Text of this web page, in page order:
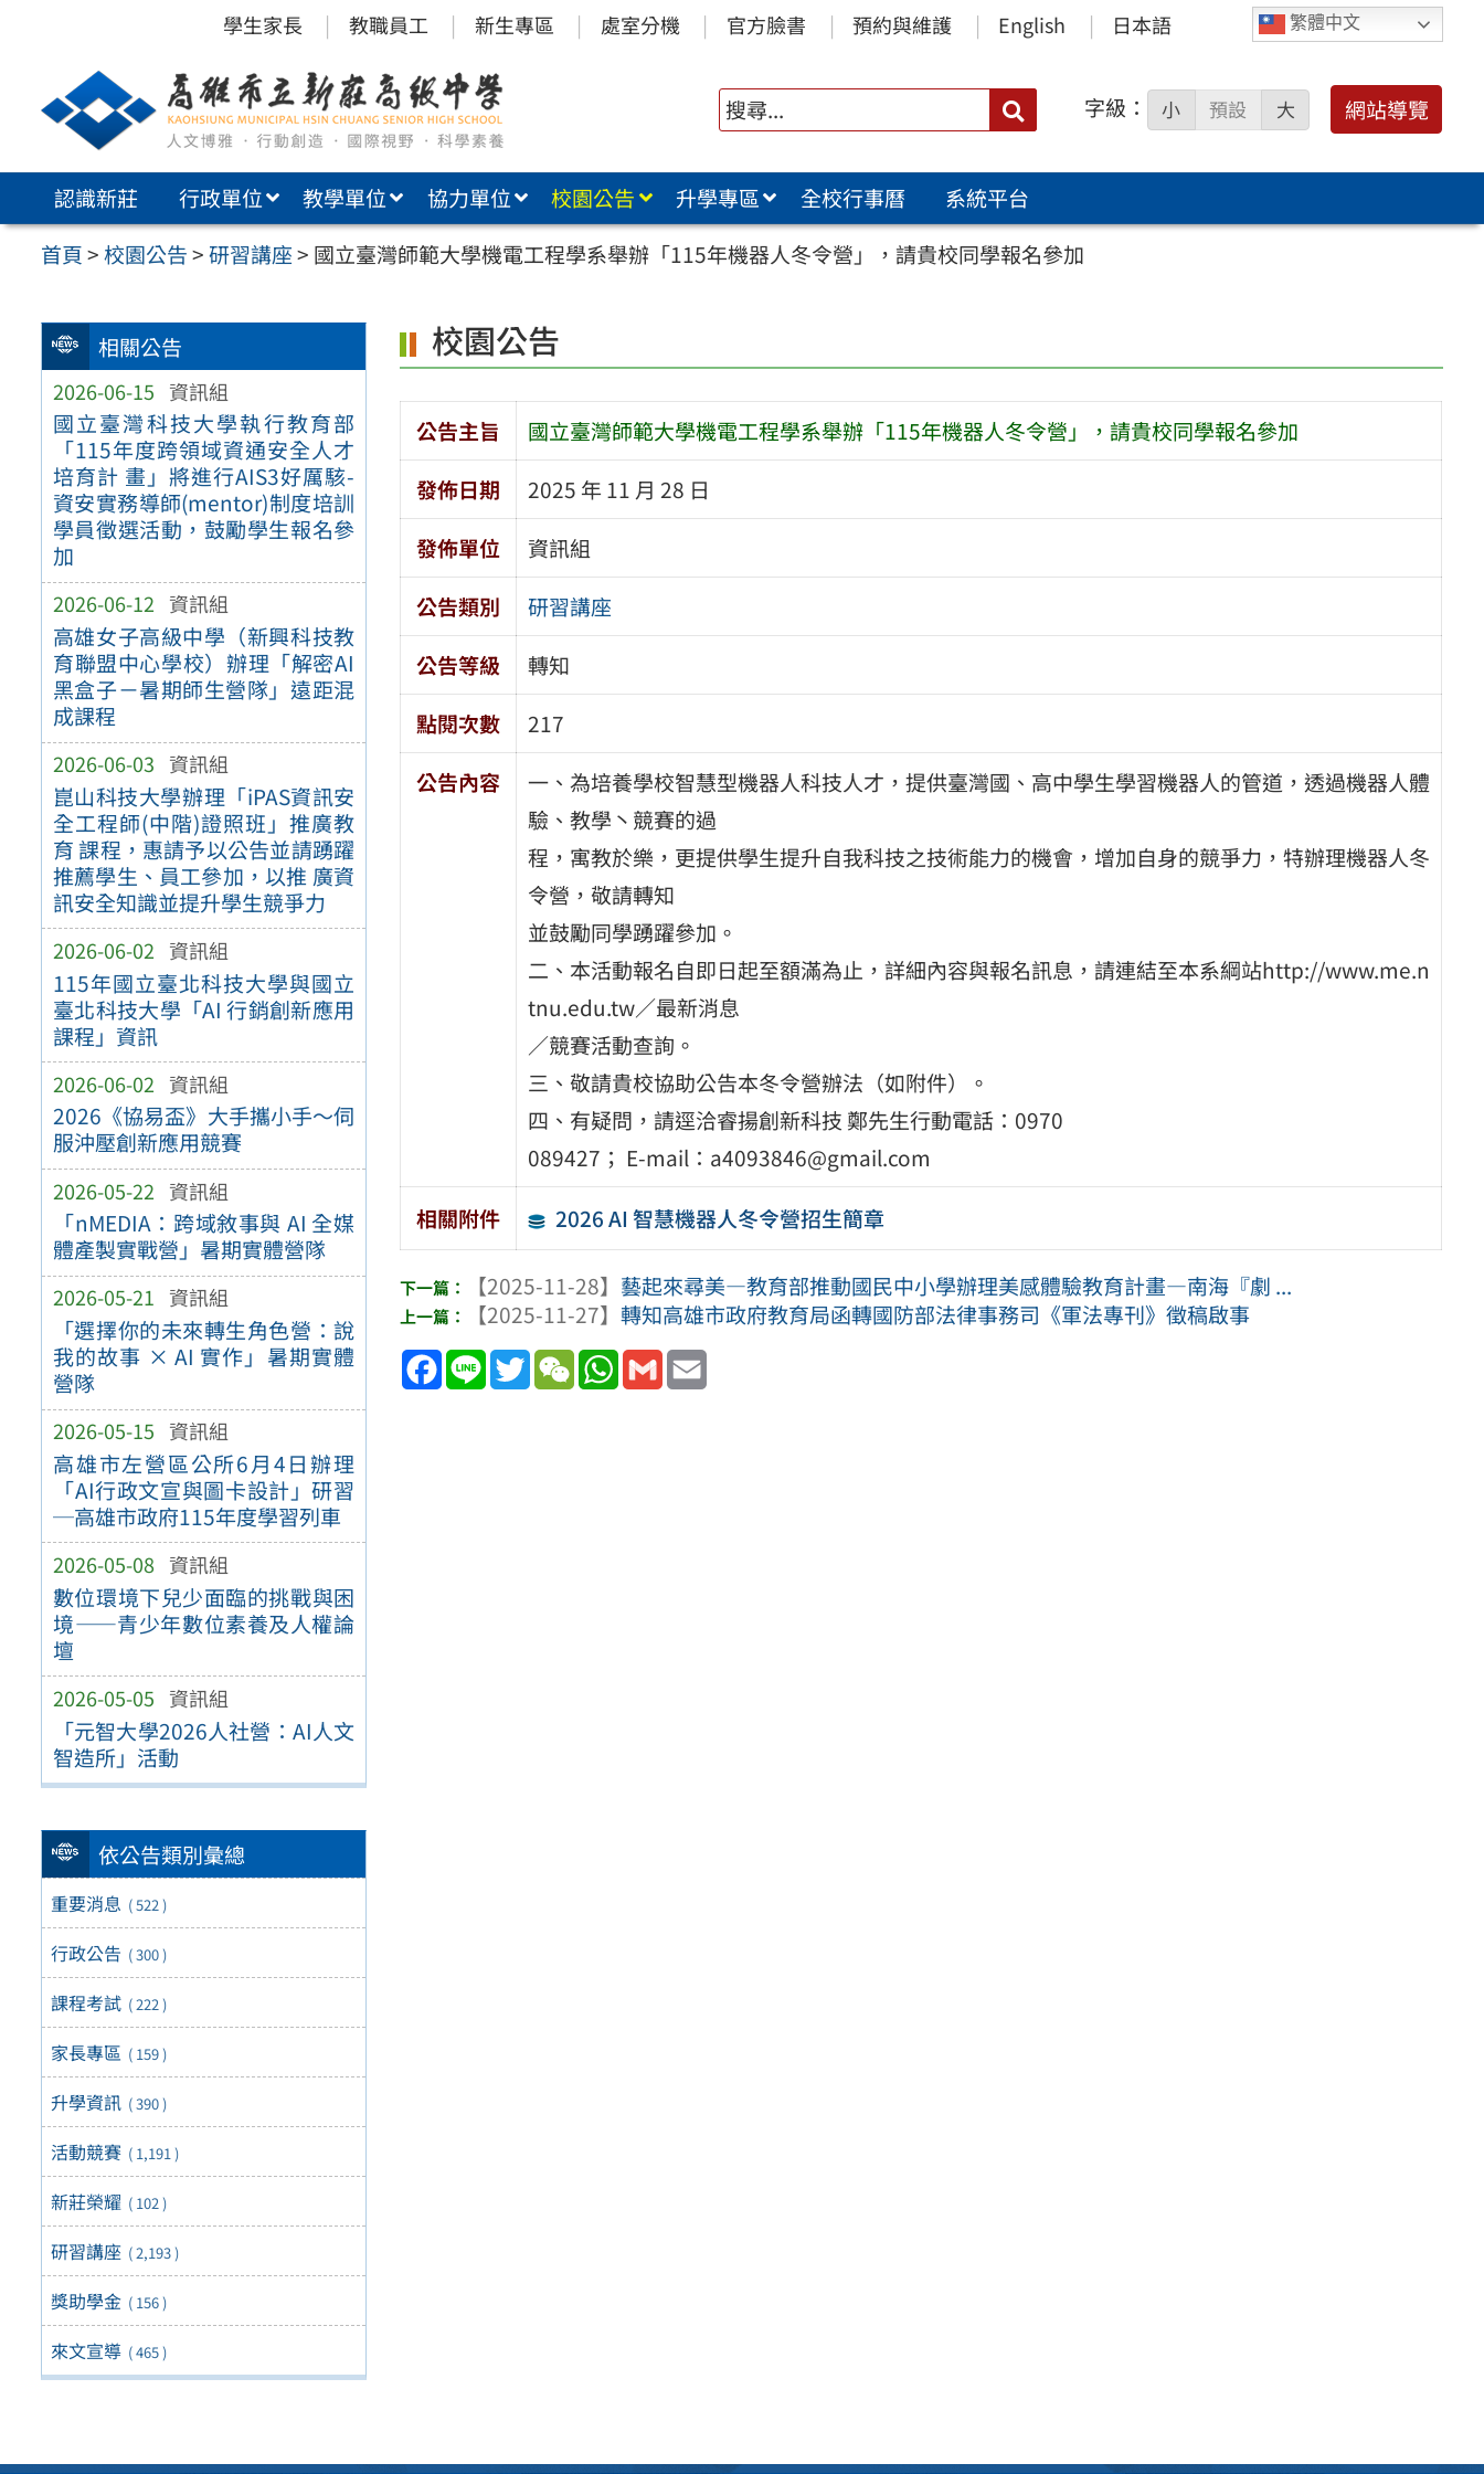
內
繁體中文
學生家長 教職員工 新生專區 處室分機 官方臉書 預約與維護 English 日本語
搜
尋：
字級： 小 預設 大 網站導覽
認識新莊 行政單位 教學單位 協力單位 校園公告 升學專區 全校行事曆
系統平台
首頁>校園公告>研習講座> 國立臺灣師範大學機電工程學系舉辦「115年機器人冬令營」，請貴校同學報名參加
相關公告
2026-06-15 資訊組
國立臺灣科技大學執行教育部
「115年度跨領域資通安全人才
培育計 畫」將進行AIS3好厲駭-
資安實務導師(mentor)制度培訓
學員徵選活動，鼓勵學生報名參
加
2026-06-12 資訊組
高雄女子高級中學（新興科技教
育聯盟中心學校）辦理「解密AI
黑盒子－暑期師生營隊」遠距混
成課程
2026-06-03 資訊組
崑山科技大學辦理「iPAS資訊安
全工程師(中階)證照班」推廣教
育 課程，惠請予以公告並請踴躍
推薦學生、員工參加，以推 廣資
訊安全知識並提升學生競爭力
2026-06-02 資訊組
115年國立臺北科技大學與國立
臺北科技大學「AI 行銷創新應用
課程」資訊
2026-06-02 資訊組
2026《協易盃》大手攜小手～伺
服沖壓創新應用競賽
2026-05-22 資訊組
「nMEDIA：跨域敘事與 AI 全媒
體產製實戰營」暑期實體營隊
2026-05-21 資訊組
「選擇你的未來轉生角色營：說
我的故事 × AI 實作」暑期實體
營隊
2026-05-15 資訊組
高雄市左營區公所6月4日辦理
「AI行政文宣與圖卡設計」研習
─高雄市政府115年度學習列車
2026-05-08 資訊組
數位環境下兒少面臨的挑戰與困
境——青少年數位素養及人權論
壇
2026-05-05 資訊組
「元智大學2026人社營：AI人文
智造所」活動
依公告類別彙總
重要消息 ( 522 )
行政公告 ( 300 )
課程考試 ( 222 )
家長專區 ( 159 )
升學資訊 ( 390 )
活動競賽 ( 1,191 )
新莊榮耀 ( 102 )
研習講座 ( 2,193 )
獎助學金 ( 156 )
來文宣導 ( 465 )
校園公告
公告主旨
國立臺灣師範大學機電工程學系舉辦「115年機器人冬令營」，請貴校同學報名參加
發佈日期
2025 年 11 月 28 日
發佈單位
資訊組
公告類別
研習講座
公告等級
轉知
點閱次數
217
公告內容
一、為培養學校智慧型機器人科技人才，提供臺灣國、高中學生學習機器人的管道，透過機器人體
驗、教學丶競賽的過
程，寓教於樂，更提供學生提升自我科技之技術能力的機會，增加自身的競爭力，特辦理機器人冬
令營，敬請轉知
並鼓勵同學踴躍參加。
二、本活動報名自即日起至額滿為止，詳細內容與報名訊息，請連結至本系綱站http://www.me.n
tnu.edu.tw／最新消息
／競賽活動查詢。
三、敬請貴校協助公告本冬令營辦法（如附件）。
四、有疑問，請逕洽睿揚創新科技 鄭先生行動電話：0970
089427； E-mail：a4093846@gmail.com
相關附件
2026 AI 智慧機器人冬令營招生簡章
【2025-11-28】 藝起來尋美―教育部推動國民中小學辦理美感體驗教育計畫―南海『劇 ...
【2025-11-27】轉知高雄市政府教育局函轉國防部法律事務司《軍法專刊》徵稿啟事
Facebook
Line TwitterWeChatWhatsApp
Gmail